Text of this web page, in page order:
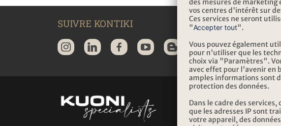
SUIVRE KONTIKI
HEURES
D'OUVERTURE
KONTIKI VOYAGES